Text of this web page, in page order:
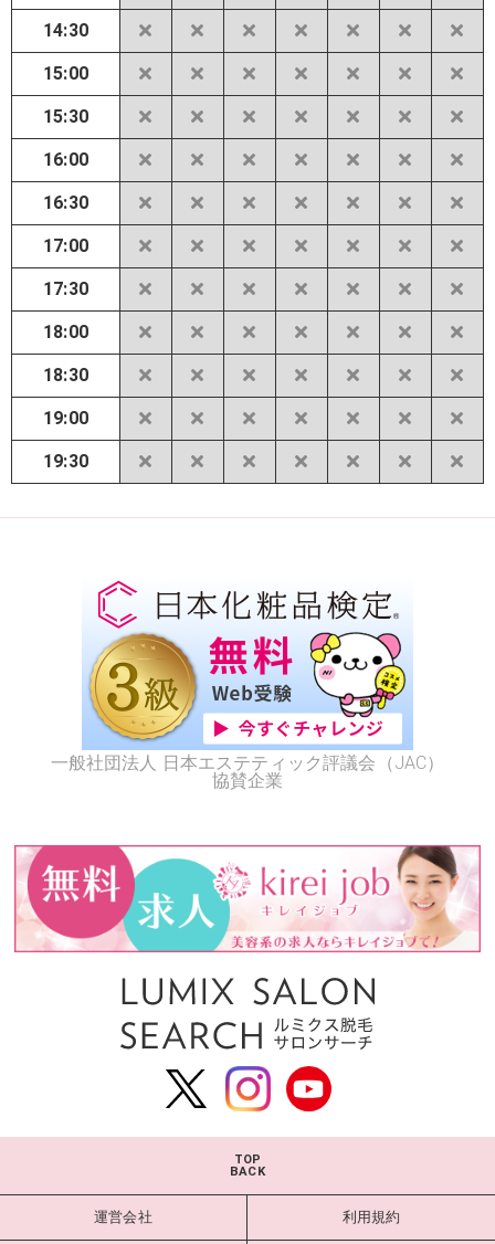
14:30
15:00
15:30
16:00
16:30
17:00
17:30
18:00
18:30
19:00
19:30
一般社団法人 日本エステティック評議会（JAC）
協賛企業
TOP
BACK
運営会社 利用規約